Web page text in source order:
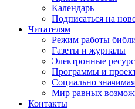
Календарь
Подписаться на
Читателям
Режим работы
Газеты и журналы
Электронные
Программы и
Социально
Мир равных
Контакты